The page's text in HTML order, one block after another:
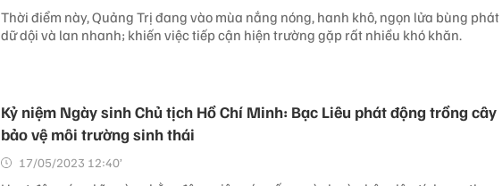
Thời điểm này, Quảng Trị đang vào mùa nắng nóng, hanh khô, ngọn lửa bùng phát
dữ dội và lan nhanh; khiến việc tiếp cận hiện trường gặp rất nhiều khó khăn.
Kỷ niệm Ngày sinh Chủ tịch Hồ Chí Minh: Bạc Liêu phát động trồng cây
bảo vệ môi trường sinh thái
17/05/2023 12:40’